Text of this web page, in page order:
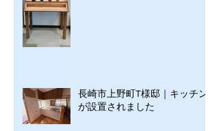
長崎市上野町T様邸｜キッチン
が設置されました